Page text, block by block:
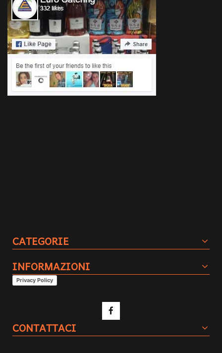
CATEGORIE
INFORMAZIONI
Privacy Policy
CONTATTACI